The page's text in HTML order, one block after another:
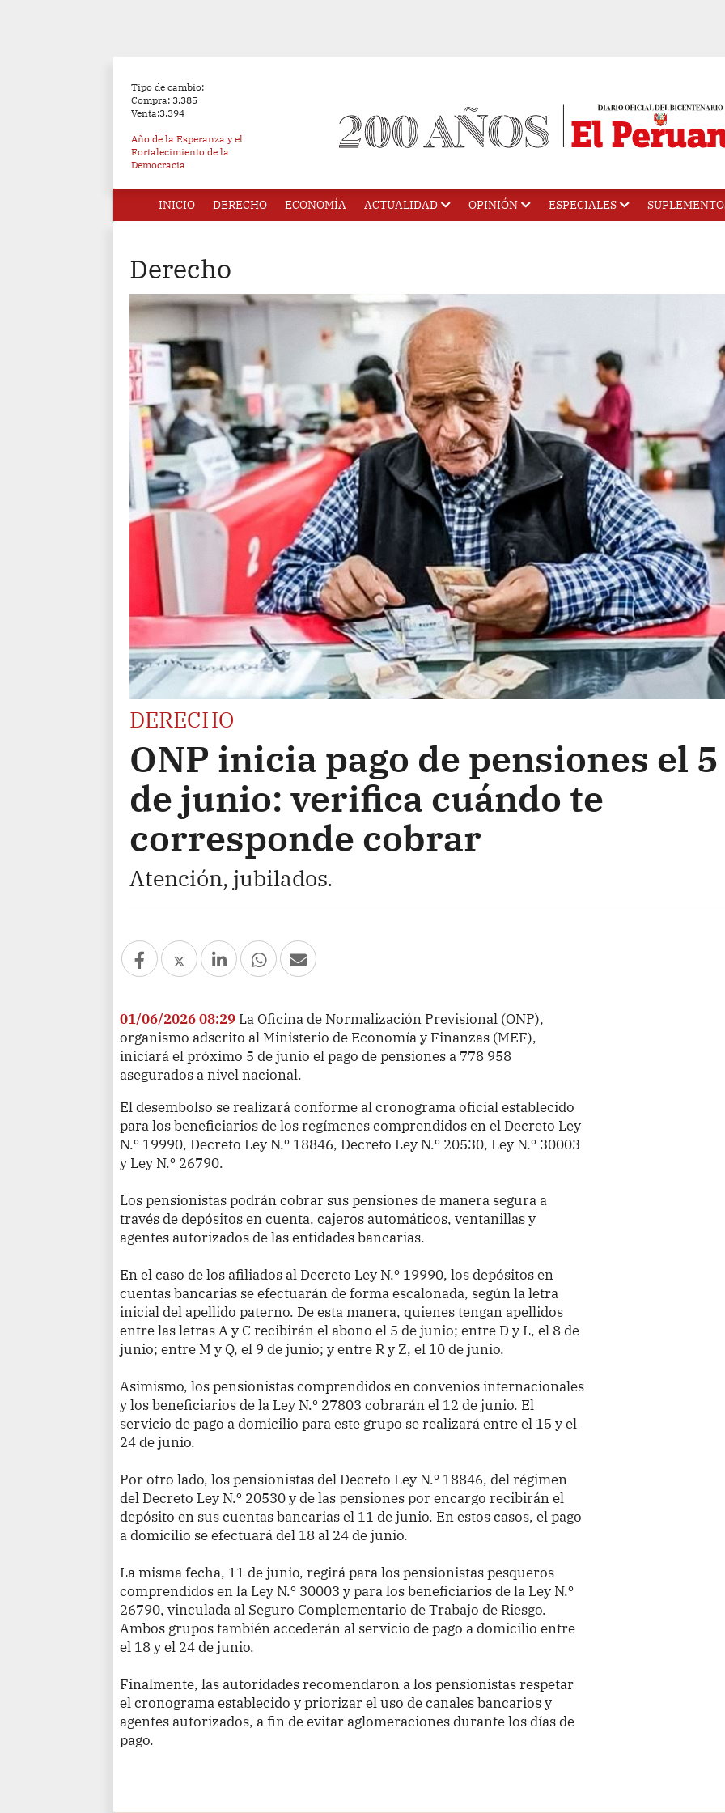
Tipo de cambio:
Compra: 3.385
Venta:3.394
Año de la Esperanza y el
Fortalecimiento de la
Democracia
INICIO DERECHO ECONOMÍA ACTUALIDAD OPINIÓN ESPECIALES
Derecho
DERECHO
ONP inicia pago de pensiones el 5
de junio: verifica cuándo te
corresponde cobrar
Atención, jubilados.
01/06/2026 08:29 La Oficina de Normalización Previsional (ONP),
organismo adscrito al Ministerio de Economía y Finanzas (MEF),
iniciará el próximo 5 de junio el pago de pensiones a 778 958
asegurados a nivel nacional.
El desembolso se realizará conforme al cronograma oficial establecido
para los beneficiarios de los regímenes comprendidos en el Decreto Ley
N.º 19990, Decreto Ley N.º 18846, Decreto Ley N.º 20530, Ley N.º 30003
y Ley N.º 26790.
Los pensionistas podrán cobrar sus pensiones de manera segura a
través de depósitos en cuenta, cajeros automáticos, ventanillas y
agentes autorizados de las entidades bancarias.
En el caso de los afiliados al Decreto Ley N.º 19990, los depósitos en
cuentas bancarias se efectuarán de forma escalonada, según la letra
inicial del apellido paterno. De esta manera, quienes tengan apellidos
entre las letras A y C recibirán el abono el 5 de junio; entre D y L, el 8 de
junio; entre M y Q, el 9 de junio; y entre R y Z, el 10 de junio.
Asimismo, los pensionistas comprendidos en convenios internacionales
y los beneficiarios de la Ley N.º 27803 cobrarán el 12 de junio. El
servicio de pago a domicilio para este grupo se realizará entre el 15 y el
24 de junio.
Por otro lado, los pensionistas del Decreto Ley N.º 18846, del régimen
del Decreto Ley N.º 20530 y de las pensiones por encargo recibirán el
depósito en sus cuentas bancarias el 11 de junio. En estos casos, el pago
a domicilio se efectuará del 18 al 24 de junio.
La misma fecha, 11 de junio, regirá para los pensionistas pesqueros
comprendidos en la Ley N.º 30003 y para los beneficiarios de la Ley N.º
26790, vinculada al Seguro Complementario de Trabajo de Riesgo.
Ambos grupos también accederán al servicio de pago a domicilio entre
el 18 y el 24 de junio.
Finalmente, las autoridades recomendaron a los pensionistas respetar
el cronograma establecido y priorizar el uso de canales bancarios y
agentes autorizados, a fin de evitar aglomeraciones durante los días de
pago.